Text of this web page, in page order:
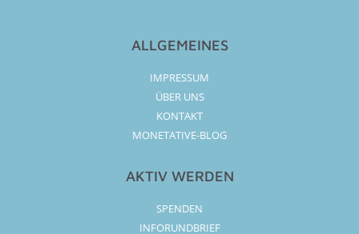
ALLGEMEINES
IMPRESSUM
ÜBER UNS
KONTAKT
MONETATIVE-BLOG
AKTIV WERDEN
SPENDEN
INFORUNDBRIEF